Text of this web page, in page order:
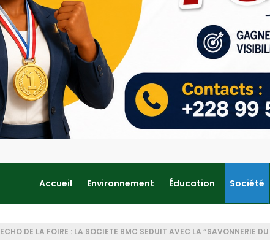
Accueil Environnement Éducation Société
ECHO DE LA FOIRE : LA SOCIETE BMC SEDUIT AVEC LA “SAVONNERIE